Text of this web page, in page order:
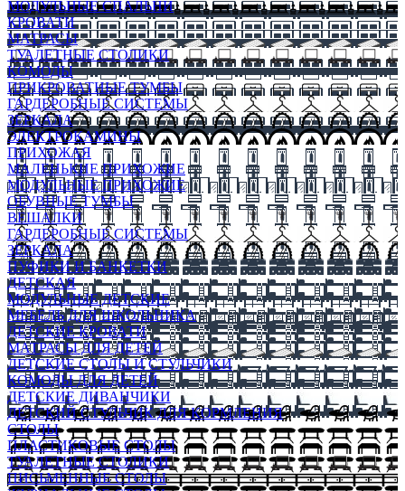
МОДУЛЬНЫЕ СПАЛЬНИ
КРОВАТИ
МАТРАСЫ
ТУАЛЕТНЫЕ СТОЛИКИ
КОМОДЫ
ПРИКРОВАТНЫЕ ТУМБЫ
ГАРДЕРОБНЫЕ СИСТЕМЫ
ЗЕРКАЛА
ЭЛЕКТРОКАМИНЫ
ПРИХОЖАЯ
МАЛЕНЬКИЕ ПРИХОЖИЕ
МОДУЛЬНЫЕ ПРИХОЖИЕ
ОБУВНЫЕ ТУМБЫ
ВЕШАЛКИ
ГАРДЕРОБНЫЕ СИСТЕМЫ
ЗЕРКАЛА
ПУФИКИ И БАНКЕТКИ
ДЕТСКАЯ
МОДУЛЬНЫЕ ДЕТСКИЕ
МЕБЕЛЬ ДЛЯ ШКОЛЬНИКА
ДЕТСКИЕ КРОВАТИ
МАТРАСЫ ДЛЯ ДЕТЕЙ
ДЕТСКИЕ СТОЛЫ И СТУЛЬЧИКИ
КОМОДЫ ДЛЯ ДЕТЕЙ
ДЕТСКИЕ ДИВАНЧИКИ
ДЕТСКИЙ СТУЛЬЧИК ДЛЯ КОРМЛЕНИЯ
СТОЛЫ
ПЛАСТИКОВЫЕ СТОЛЫ
ТУАЛЕТНЫЕ СТОЛИКИ
ПИСЬМЕННЫЕ СТОЛЫ